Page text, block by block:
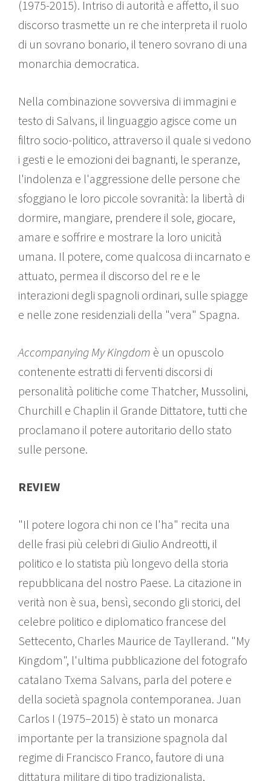
(1975-2015). Intriso di autorità e affetto, il suo
discorso trasmette un re che interpreta il ruolo
di un sovrano bonario, il tenero sovrano di una
monarchia democratica.
Nella combinazione sovversiva di immagini e
testo di Salvans, il linguaggio agisce come un
filtro socio-politico, attraverso il quale si vedono
i gesti e le emozioni dei bagnanti, le speranze,
l'indolenza e l'aggressione delle persone che
sfoggiano le loro piccole sovranità: la libertà di
dormire, mangiare, prendere il sole, giocare,
amare e soffrire e mostrare la loro unicità
umana. Il potere, come qualcosa di incarnato e
attuato, permea il discorso del re e le
interazioni degli spagnoli ordinari, sulle spiagge
e nelle zone residenziali della "vera" Spagna.
Accompanying My Kingdom è un opuscolo
contenente estratti di ferventi discorsi di
personalità politiche come Thatcher, Mussolini,
Churchill e Chaplin il Grande Dittatore, tutti che
proclamano il potere autoritario dello stato
sulle persone.
REVIEW
"Il potere logora chi non ce l'ha" recita una
delle frasi più celebri di Giulio Andreotti, il
politico e lo statista più longevo della storia
repubblicana del nostro Paese. La citazione in
verità non è sua, bensì, secondo gli storici, del
celebre politico e diplomatico francese del
Settecento, Charles Maurice de Tayllerand. "My
Kingdom", l'ultima pubblicazione del fotografo
catalano Txema Salvans, parla del potere e
della società spagnola contemporanea. Juan
Carlos I (1975–2015) è stato un monarca
importante per la transizione spagnola dal
regime di Francisco Franco, fautore di una
dittatura militare di tipo tradizionalista,